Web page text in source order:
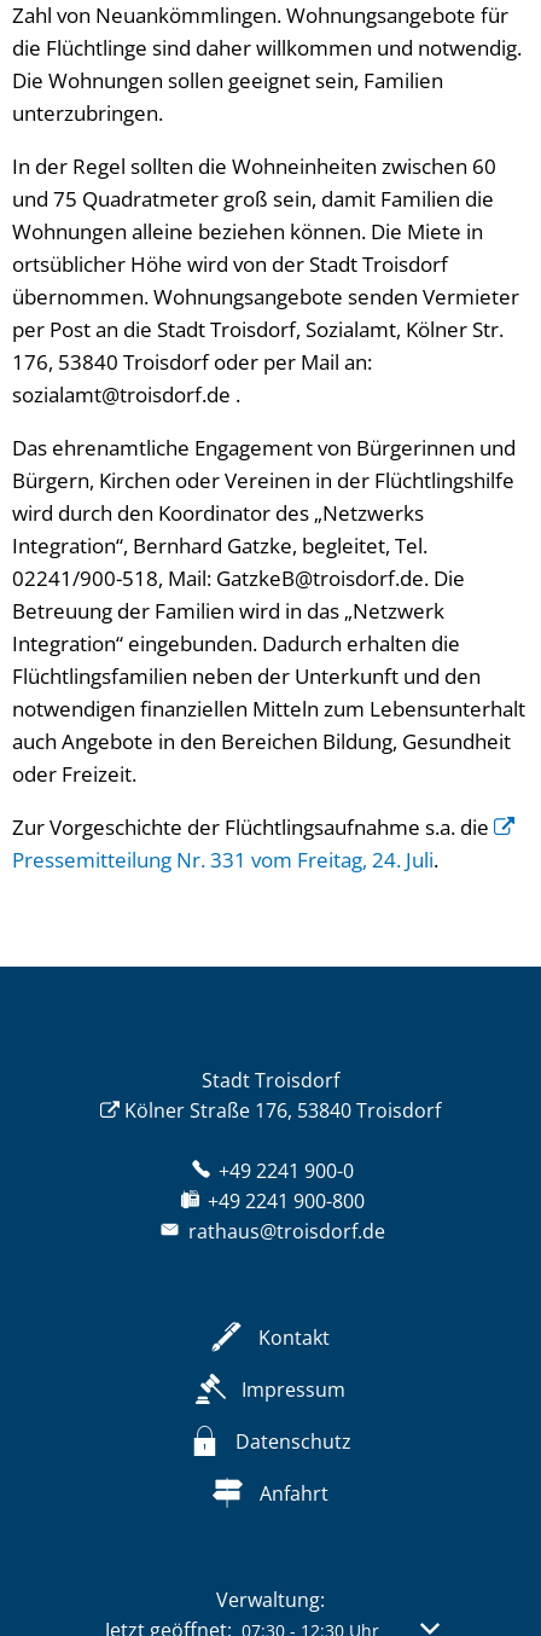
Zahl von Neuankömmlingen. Wohnungsangebote für
die Flüchtlinge sind daher willkommen und notwendig.
Die Wohnungen sollen geeignet sein, Familien
unterzubringen.
In der Regel sollten die Wohneinheiten zwischen 60
und 75 Quadratmeter groß sein, damit Familien die
Wohnungen alleine beziehen können. Die Miete in
ortsüblicher Höhe wird von der Stadt Troisdorf
übernommen. Wohnungsangebote senden Vermieter
per Post an die Stadt Troisdorf, Sozialamt, Kölner Str.
176, 53840 Troisdorf oder per Mail an:
sozialamt@troisdorf.de .
Das ehrenamtliche Engagement von Bürgerinnen und
Bürgern, Kirchen oder Vereinen in der Flüchtlingshilfe
wird durch den Koordinator des „Netzwerks
Integration“, Bernhard Gatzke, begleitet, Tel.
02241/900-518, Mail: GatzkeB@troisdorf.de. Die
Betreuung der Familien wird in das „Netzwerk
Integration“ eingebunden. Dadurch erhalten die
Flüchtlingsfamilien neben der Unterkunft und den
notwendigen finanziellen Mitteln zum Lebensunterhalt
auch Angebote in den Bereichen Bildung, Gesundheit
oder Freizeit.
Zur Vorgeschichte der Flüchtlingsaufnahme s.a. die
Pressemitteilung Nr. 331 vom Freitag, 24. Juli.
Stadt Troisdorf
Kölner Straße 176, 53840 Troisdorf
+49 2241 900-0
+49 2241 900-800
rathaus@troisdorf.de
Kontakt
Impressum
Datenschutz
Anfahrt
Verwaltung:
Klicken, um weitere Öffnungs- oder
Jetzt geöffnet: 07:30- 12:30Uhr Von 07:30